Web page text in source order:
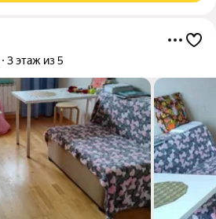
3 этаж из 5